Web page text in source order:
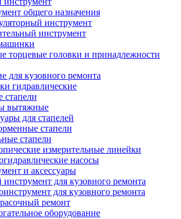
общего назначения
инструмент
инструмент
торцевые головки и принадлежности
для кузовного ремонта
гидравлические
стапели
вытяжные
для стапелей
стапели
стапели
измерительные линейки
насосы
и аксессуары
инструмент для кузовного ремонта
для кузовного ремонта
ремонт
оборудование